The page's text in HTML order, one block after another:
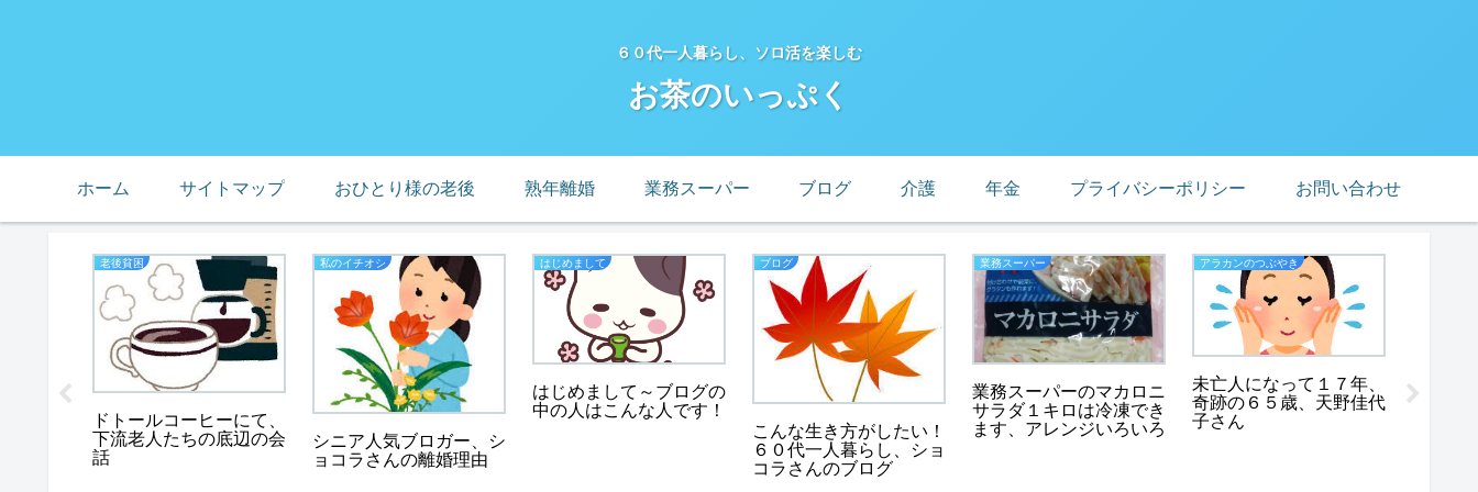
６０代一人暮らし、ソロ活を楽しむ
お茶のいっぷく
ホーム サイトマップ おひとり様の老後 熟年離婚 業務スーパー ブログ 介護 年金 プライバシーポリシー お問い合わせ
老後貧困
ドトールコーヒーにて、
下流老人たちの底辺の会
話
私のイチオシ
シニア人気ブロガー、シ
ョコラさんの離婚理由
はじめまして
はじめまして～ブログの
中の人はこんな人です！
ブログ
こんな生き方がしたい！
６０代一人暮らし、ショ
コラさんのブログ
業務スーパー
業務スーパーのマカロニ
サラダ１キロは冷凍でき
ます、アレンジいろいろ
アラカンのつぶやき
未亡人になって１７年、
奇跡の６５歳、天野佳代
子さん
業務ス